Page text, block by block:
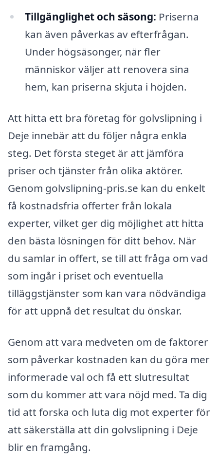
Tillgänglighet och säsong: Priserna
kan även påverkas av efterfrågan.
Under högsäsonger, när fler
människor väljer att renovera sina
hem, kan priserna skjuta i höjden.
Att hitta ett bra företag för golvslipning i
Deje innebär att du följer några enkla
steg. Det första steget är att jämföra
priser och tjänster från olika aktörer.
Genom golvslipning-pris.se kan du enkelt
få kostnadsfria offerter från lokala
experter, vilket ger dig möjlighet att hitta
den bästa lösningen för ditt behov. När
du samlar in offert, se till att fråga om vad
som ingår i priset och eventuella
tilläggstjänster som kan vara nödvändiga
för att uppnå det resultat du önskar.
Genom att vara medveten om de faktorer
som påverkar kostnaden kan du göra mer
informerade val och få ett slutresultat
som du kommer att vara nöjd med. Ta dig
tid att forska och luta dig mot experter för
att säkerställa att din golvslipning i Deje
blir en framgång.